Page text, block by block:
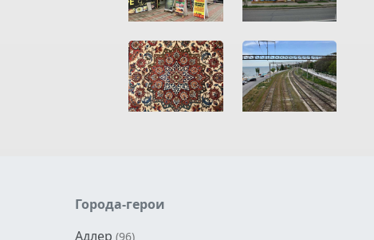
Города-герои
Адлер (96)